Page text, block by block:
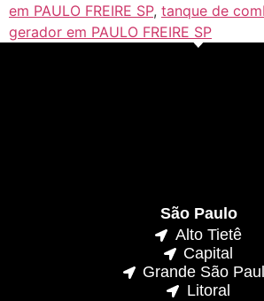
em PAULO FREIRE SP, tanque de
gerador em PAULO FREIRE SP
São Paulo
Alto Tietê
Capital
Grande São
Litoral